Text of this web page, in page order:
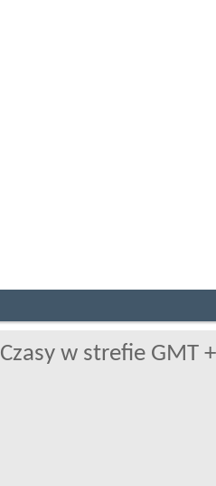
Czasy w strefie GMT